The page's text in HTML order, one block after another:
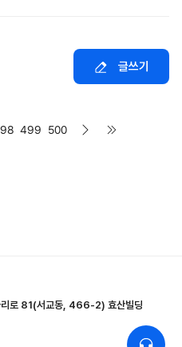
글쓰기
499 500
로 81(서교동, 466-2) 효산빌딩